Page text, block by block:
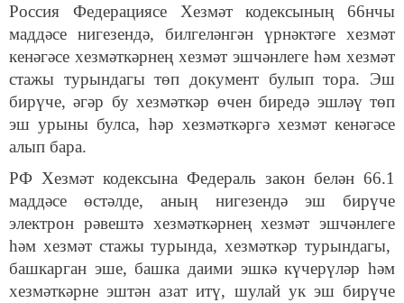
Россия Федерациясе Хезмәт кодексының 66нчы
маддәсе нигезендә, билгеләнгән үрнәктәге хезмәт
кенәгәсе хезмәткәрнең хезмәт эшчәнлеге һәм хезмәт
стажы турындагы төп документ булып тора. Эш
бирүче, әгәр бу хезмәткәр өчен биредә эшләү төп
эш урыны булса, һәр хезмәткәргә хезмәт кенәгәсе
алып бара.
РФ Хезмәт кодексына Федераль закон белән 66.1
маддәсе өстәлде, аның нигезендә эш бирүче
электрон рәвештә хезмәткәрнең хезмәт эшчәнлеге
һәм хезмәт стажы турында, хезмәткәр турындагы,
башкарган эше, башка даими эшкә күчерүләр һәм
хезмәткәрне эштән азат итү, шулай ук эш бирүче